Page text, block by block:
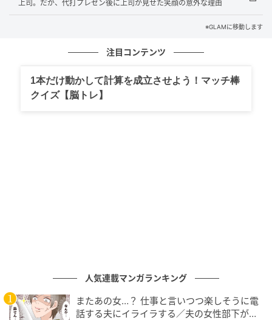
でも何度読み返しても、胸がずきずきした。
翌日、グループの集まりで彼女と顔を合わせたとき、
れからも続くなら、今まで通りの付き合いはできな
い」
上司。だが、代打プレゼン後に上司が見せた笑顔の意外な理由
※GLAMに移動します
注目コンテンツ
1本だけ動かして計算を成立させよう！マッチ棒
クイズ【脳トレ】
人気連載マンガランキング
またあの女…？ 仕事と言いつつ楽しそうに電
話する夫にイライラする／夫の女性部下が気